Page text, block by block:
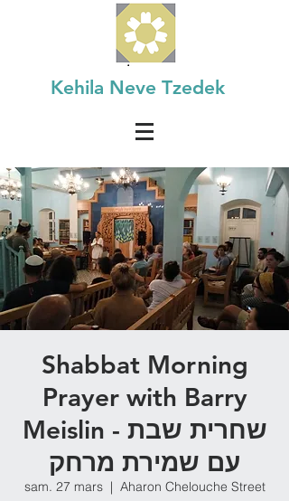
Kehila Neve Tzedek
Shabbat Morning
Prayer with Barry
Meislin - שחרית שבת
עם שמירת מרחק
sam. 27 mars
  |
Aharon Chelouche Street